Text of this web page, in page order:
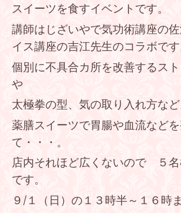
スイーツを食すイベントです。
講師はじざいやで気功術講座の
イス講座の吉江先生のコラボです
個別に不具合カ所を改善するス
や
太極拳の型、気の取り入れ方など
薬膳スイーツで胃腸や血流などを
て・・・。
店内それほど広くないので ５
です。
９/１（日）の１３時半～１６時ま